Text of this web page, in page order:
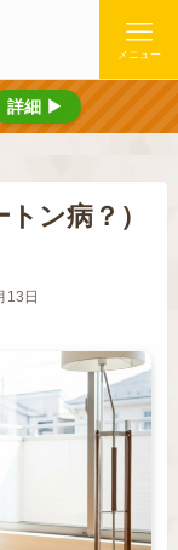
メニュー
詳細 ▶
ン病？）
13日